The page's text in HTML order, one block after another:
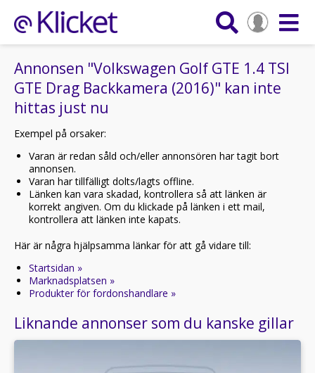
Annonsen "Volkswagen Golf GTE 1.4 TSI
GTE Drag Backkamera (2016)" kan inte
hittas just nu
Exempel på orsaker:
Varan är redan såld och/eller annonsören har tagit bort
annonsen.
Varan har tillfälligt dolts/lagts offline.
Länken kan vara skadad, kontrollera så att länken är
korrekt angiven. Om du klickade på länken i ett mail,
kontrollera att länken inte kapats.
Här är några hjälpsamma länkar för att gå vidare till:
Startsidan »
Marknadsplatsen »
Produkter för fordonshandlare »
Liknande annonser som du kanske gillar